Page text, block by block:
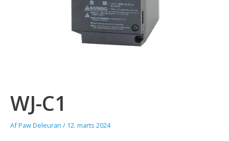
WJ-C1
AfPaw Deleuran / 12. marts 2024